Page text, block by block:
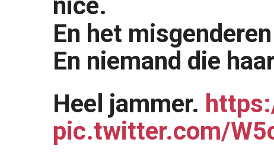
En het
En niemand die
Heel jammer.
pic.twitter.com/